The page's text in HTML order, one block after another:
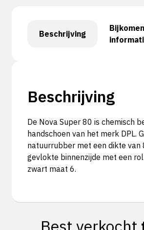
Beschrijving
Beschrijving
De Nova Super 80 is chemisch
handschoen van het merk DPL.
natuurrubber met een dikte van
gevlokte binnenzijde met een
zwart maat 6.